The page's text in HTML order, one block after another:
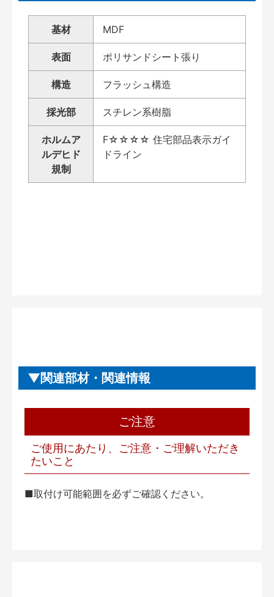
基材 MDF
表面 ポリサンドシート張り
構造 フラッシュ構造
採光部 スチレン系樹脂
ホルムア
ルデヒド
規制
F☆☆☆☆ 住宅部品表示ガイ
ドライン
関連部材・関連情報
ご注意
ご使用にあたり、ご注意・ご理解いただき
たいこと
■取付け可能範囲を必ずご確認ください。